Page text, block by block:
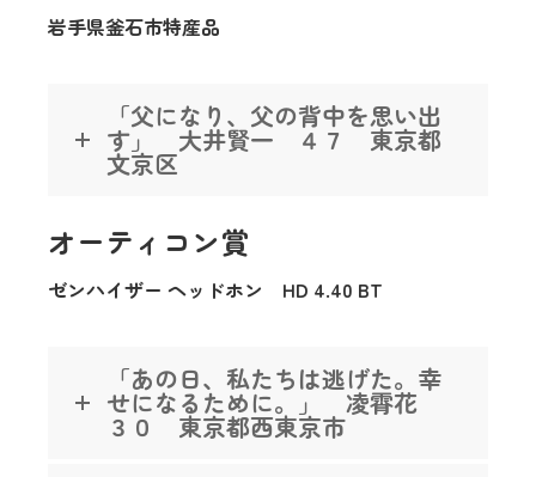
岩手県釜石市特産品
「父になり、父の背中を思い出
す」 大井賢一 ４７ 東京都
文京区
オーティコン賞
ゼンハイザー ヘッドホン HD 4.40 BT
「あの日、私たちは逃げた。幸
せになるために。」 凌霄花
３０ 東京都西東京市